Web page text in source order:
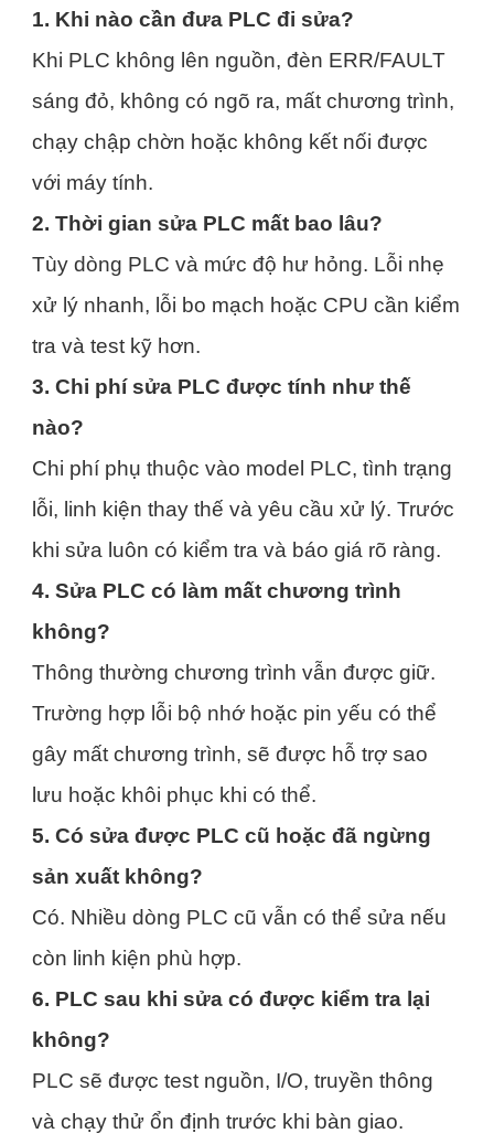
1. Khi nào cần đưa PLC đi sửa?
Khi PLC không lên nguồn, đèn ERR/FAULT
sáng đỏ, không có ngõ ra, mất chương trình,
chạy chập chờn hoặc không kết nối được
với máy tính.
2. Thời gian sửa PLC mất bao lâu?
Tùy dòng PLC và mức độ hư hỏng. Lỗi nhẹ
xử lý nhanh, lỗi bo mạch hoặc CPU cần kiểm
tra và test kỹ hơn.
3. Chi phí sửa PLC được tính như thế
nào?
Chi phí phụ thuộc vào model PLC, tình trạng
lỗi, linh kiện thay thế và yêu cầu xử lý. Trước
khi sửa luôn có kiểm tra và báo giá rõ ràng.
4. Sửa PLC có làm mất chương trình
không?
Thông thường chương trình vẫn được giữ.
Trường hợp lỗi bộ nhớ hoặc pin yếu có thể
gây mất chương trình, sẽ được hỗ trợ sao
lưu hoặc khôi phục khi có thể.
5. Có sửa được PLC cũ hoặc đã ngừng
sản xuất không?
Có. Nhiều dòng PLC cũ vẫn có thể sửa nếu
còn linh kiện phù hợp.
6. PLC sau khi sửa có được kiểm tra lại
không?
PLC sẽ được test nguồn, I/O, truyền thông
và chạy thử ổn định trước khi bàn giao.